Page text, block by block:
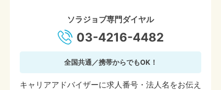
ソラジョブ専門ダイヤル
03-4216-4482
全国共通／携帯からでもOK！
キャリアアドバイザーに求人番号・法人名をお伝え